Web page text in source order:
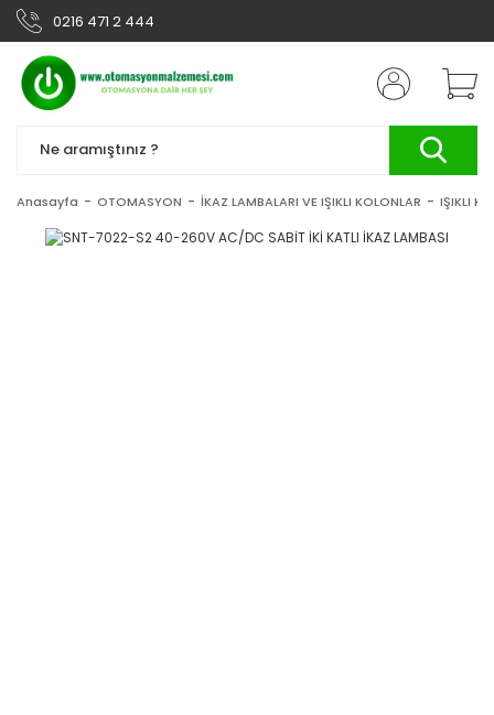
0216 471 2 444
Anasayfa OTOMASYON İKAZ LAMBALARI VE IŞIKLI KOLONLAR IŞIKLI